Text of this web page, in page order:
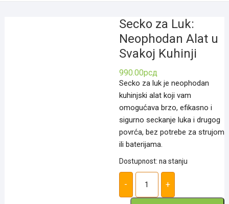
Secko za Luk:
Neophodan Alat u
Svakoj Kuhinji
990.00рсд
Secko za luk je neophodan
kuhinjski alat koji vam
omogućava brzo, efikasno i
sigurno seckanje luka i drugog
povrća, bez potrebe za strujom
ili baterijama.
Dostupnost: na stanju
-
Secko
Luk:
Neophodan
+